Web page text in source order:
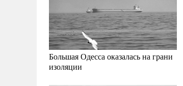
Большая Одесса оказалась на грани
изоляции